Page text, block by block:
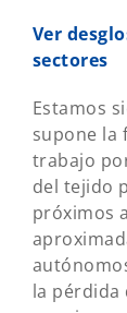
Ver
sectores
Estamos
supone la
trabajo
del tejido
próximos
la pérdida